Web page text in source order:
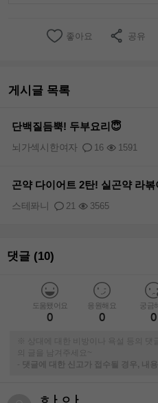
좋아요 공유
게시글 목록
단백질듬뿍! 두부요리😇
16 1591
뇌가섹시한여자
곤약 다이어트 2탄! 실곤약 라볶
21 3565
스테퐈니
댓글 (10)
도움됐어요
0
응원해요
0
궁금
0
※ 상대에 대한 비방이나 욕설 등의 댓
-
댓글에 대한 신고가 접수될 경우, 내
ㅎㅏㅇㅏ